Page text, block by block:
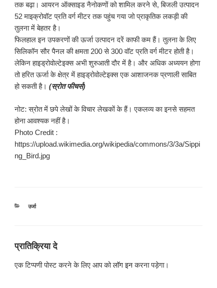
तक बढ़ा। आयरन ऑक्साइड नैनोकणों को शामिल करने से, बिजली उत्पादन
52 माइक्रोवॉट प्रति वर्ग मीटर तक पहुंच गया जो प्राकृतिक लकड़ी की
तुलना में बेहतर है।
फिलहाल इन उपकरणों की ऊर्जा उत्पादन दरें काफी कम हैं। तुलना के लिए
सिलिकॉन सौर पैनल की क्षमता 200 से 300 वॉट प्रति वर्ग मीटर होती है।
लेकिन हाइड्रोवोल्टेइक्स अभी शुरुआती दौर में है। और अधिक अध्ययन होगा
तो हरित ऊर्जा के क्षेत्र में हाइड्रोवोल्टेइक्स एक आशाजनक प्रणाली साबित
हो सकती है। (स्रोत फीचर्स)
नोट: स्रोत में छपे लेखों के विचार लेखकों के हैं। एकलव्य का इनसे सहमत
होना आवश्यक नहीं है।
Photo Credit :
https://upload.wikimedia.org/wikipedia/commons/3/3a/Sippi
ng_Bird.jpg
श्रेणियाँ
उर्जा
प्रातिक्रिया दे
एक टिप्पणी पोस्ट करने के लिए आप कोलॉग इनकरना पड़ेगा।